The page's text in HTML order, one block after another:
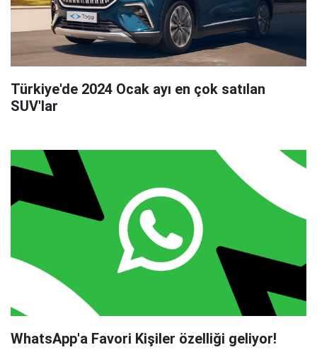
Türkiye'de 2024 Ocak ayı en çok satılan
SUV'lar
WhatsApp'a Favori Kişiler özelliği geliyor!